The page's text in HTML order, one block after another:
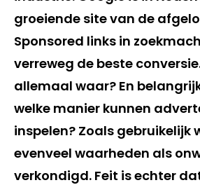
groeiende site van de
Sponsored links in
verreweg de beste
allemaal waar? En
welke manier kunnen
inspelen? Zoals gebruikelijk
evenveel waarheden als
verkondigd. Feit is echter